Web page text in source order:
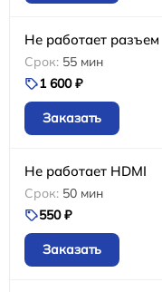
Не работает разъем
55 мин
1 600 ₽
Заказать
Не работает HDMI
50 мин
550 ₽
Заказать